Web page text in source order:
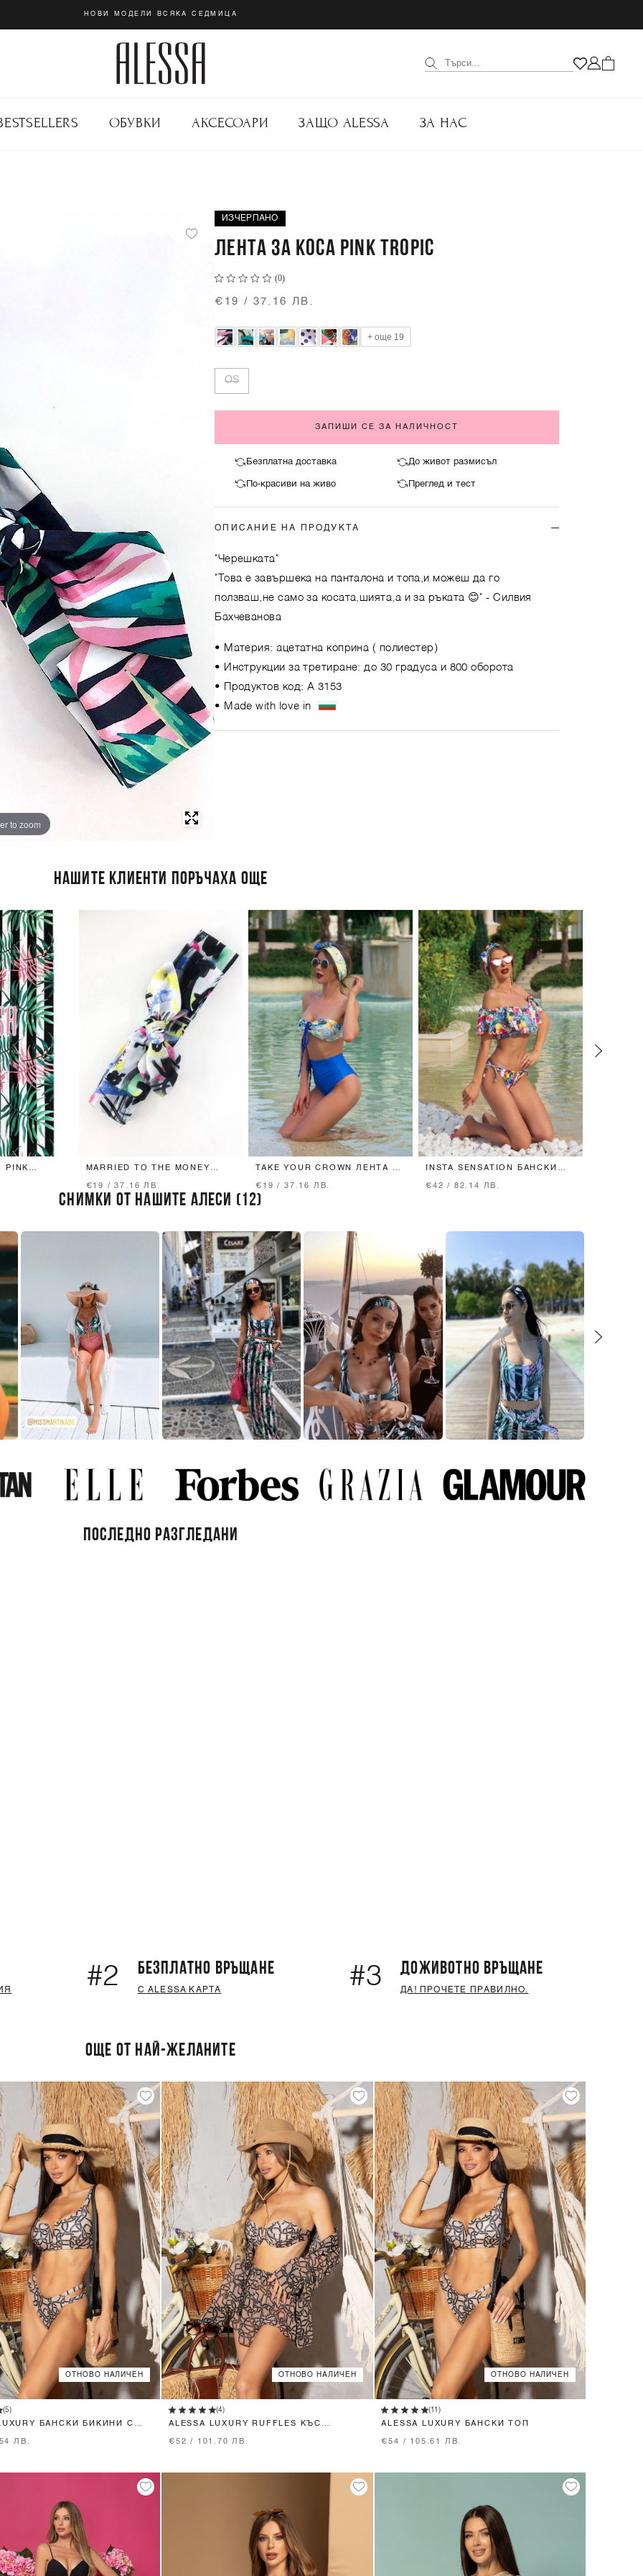
НОВИ МОДЕЛИ ВСЯКА СЕДМИЦА
ОБУВКИ АКСЕСОАРИ ЗАЩО ALESSA ЗА НАС
to zoom
ИЗЧЕРПАНО
ЛЕНТА ЗА КОСА PINK TROPIC
(0)
€19 / 37.16 ЛВ.
+ още 19
OS
ЗАПИШИ СЕ ЗА НАЛИЧНОСТ
Безплатна доставка До живот размисъл
По-красиви на живо Преглед и тест
ОПИСАНИЕ НА ПРОДУКТА
"Черешката"
"Това е завършека на панталона и топа,и можеш да го
ползваш,не само за косата,шията,а и за ръката 😊" - Силвия
Бахчеванова
• Материя: aцетатна коприна ( полиестер)
• Инструкции за третиране: до 30 градуса и 800 оборота
• Продуктов код: A 3153
• Made with love in
НАШИТЕ КЛИЕНТИ ПОРЪЧАХА ОЩЕ
MARRIED TO THE MONEY
€19 / 37.16 ЛВ.
TAKE YOUR CROWN ЛЕНТА ЗА
€19 / 37.16 ЛВ.
INSTA SENSATION БАНСКИ
€42 / 82.14 ЛВ.
СНИМКИ ОТ НАШИТЕ АЛЕСИ (12)
ПОСЛЕДНО РАЗГЛЕДАНИ
#2 БЕЗПЛАТНО ВРЪЩАНЕ
С ALESSA КАРТА #3 ДОЖИВОТНО ВРЪЩАНЕ
ДА! ПРОЧЕТЕ ПРАВИЛНО.
ОЩЕ ОТ НАЙ-ЖЕЛАНИТЕ
ОТНОВО НАЛИЧЕН
S M
(5)
БАНСКИ БИКИНИ С
ЛВ.
ОТНОВО НАЛИЧЕН
XS S M
(4)
ALESSA LUXURY RUFFLES КЪС
€52 / 101.70 ЛВ.
ОТНОВО НАЛИЧЕН
XS M
(11)
ALESSA LUXURY БАНСКИ ТОП
€54 / 105.61 ЛВ.